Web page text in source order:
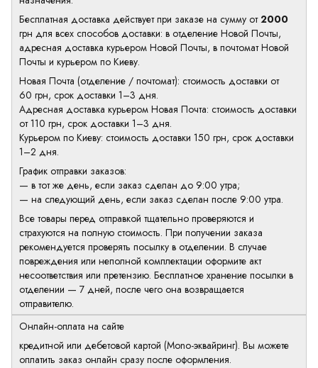
Бесплатная доставка действует при заказе на сумму от2000
грн для всех способов доставки: в отделение Новой Почты,
адресная доставка курьером Новой Почты, в почтомат Новой
Почты и курьером по Киеву.
Новая Почта (отделение / почтомат): стоимость доставки от
60 грн, срок доставки 1–3 дня.
Адресная доставка курьером Новая Почта: стоимость доставки
от 110 грн, срок доставки 1–3 дня.
Курьером по Киеву: стоимость доставки 150 грн, срок доставки
1–2 дня.
График отправки заказов:
— в тот же день, если заказ сделан до 9:00 утра;
— на следующий день, если заказ сделан после 9:00 утра.
Все товары перед отправкой тщательно проверяются и
страхуются на полную стоимость. При получении заказа
рекомендуется проверять посылку в отделении. В случае
повреждения или неполной комплектации оформите акт
несоответствия или претензию. Бесплатное хранение посылки в
отделении — 7 дней, после чего она возвращается
отправителю.
Онлайн-оплата на сайте
кредитной или дебетовой картой (Mono-эквайринг). Вы можете
оплатить заказ онлайн сразу после оформления.